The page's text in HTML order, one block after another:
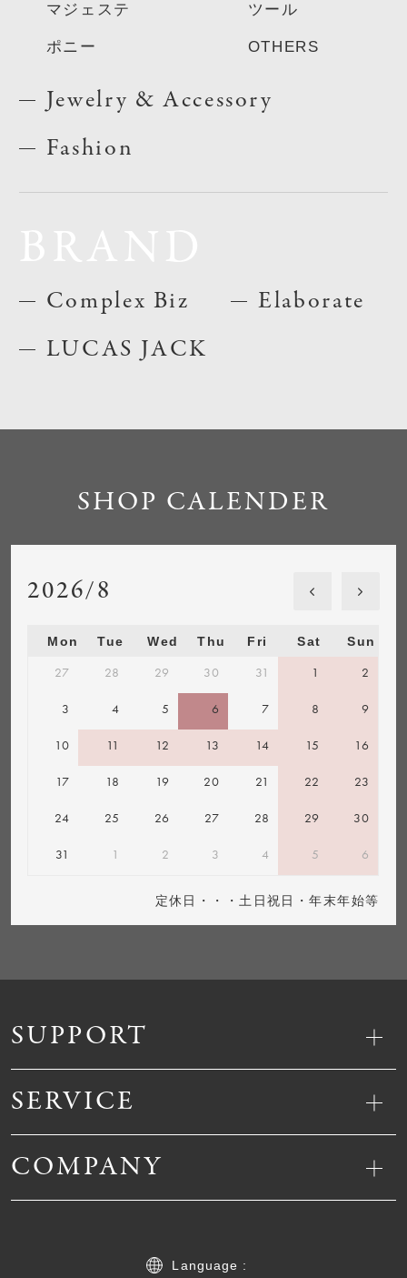
マジェステ
ポニー
ツール
OTHERS
Jewelry & Accessory
Fashion
Complex Biz
LUCAS JACK
Elaborate
SUPPORT
SERVICE
COMPANY
Language :
SHOP CALENDER
2026/8
Mon Tue Wed Thu Fri Sat Sun
27 28 29 30 31 1 2
3 4 5 6 7 8 9
10 11 12 13 14 15 16
17 18 19 20 21 22 23
24 25 26 27 28 29 30
31 1 2 3 4 5 6
定休日・・・土日祝日・年末年始等